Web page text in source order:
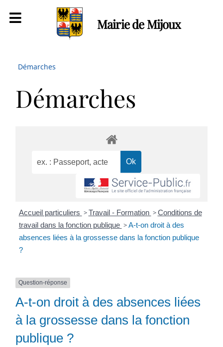
Mairie de Mijoux
Démarches
Démarches
Accueil particuliers > Travail - Formation > Conditions de
travail dans la fonction publique > A-t-on droit à des
absences liées à la grossesse dans la fonction publique
?
Question-réponse
A-t-on droit à des absences liées
à la grossesse dans la fonction
publique ?